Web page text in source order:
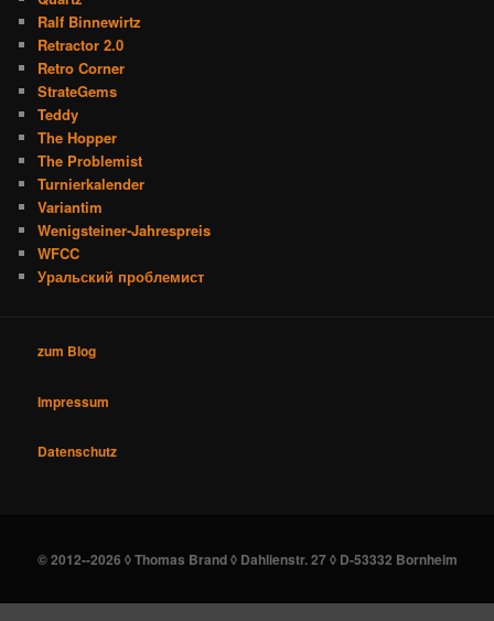
Ralf Binnewirtz
Retractor 2.0
Retro Corner
StrateGems
Teddy
The Hopper
The Problemist
Turnierkalender
Variantim
Wenigsteiner-Jahrespreis
WFCC
Уральский проблемист
zum Blog
Impressum
Datenschutz
© 2012--2026 ◊ Thomas Brand ◊ Dahlienstr. 27 ◊ D-53332 Bornheim